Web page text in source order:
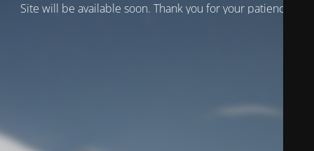
Site will be available soon. Thank you for your patience!